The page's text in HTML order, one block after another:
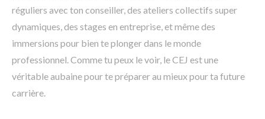
réguliers avec ton conseiller, des ateliers collectifs super
dynamiques, des stages en entreprise, et même des
immersions pour bien te plonger dans le monde
professionnel. Comme tu peux le voir, le CEJ est une
véritable aubaine pour te préparer au mieux pour ta future
carrière.